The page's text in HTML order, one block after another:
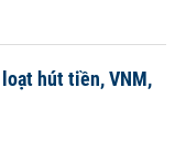
hút tiền, VNM,